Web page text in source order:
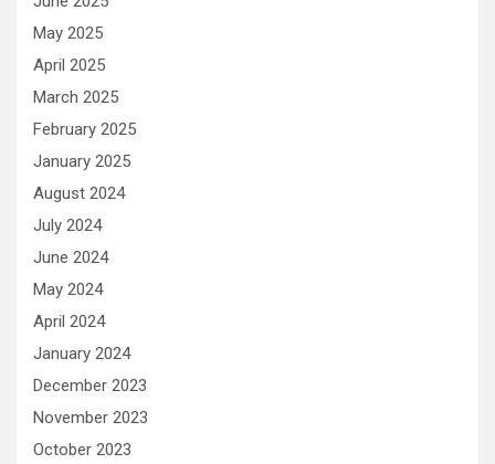
May 2025
April 2025
March 2025
February 2025
January 2025
August 2024
July 2024
June 2024
May 2024
April 2024
January 2024
December 2023
November 2023
October 2023